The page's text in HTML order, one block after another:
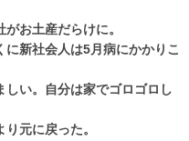
お土産だらけに。
に新社会人は5月病にかかりこ
しい。自分は家でゴロゴロし
元に戻った。